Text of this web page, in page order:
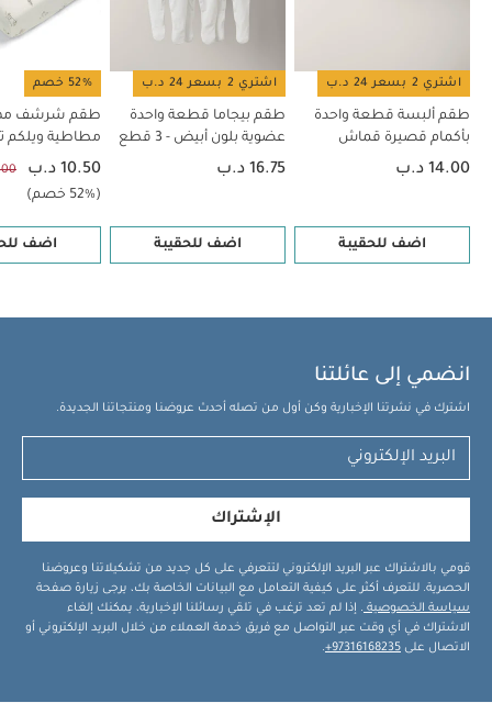
طقم شرشف مهد بحواف مطاطية ويلكم تو ذا وورلد
سيدلينج بنقشة أرنب/ثعلب - قطعتان
خشخيشة صغيرة بتصميم الأسد
اشتري 2 بسعر 24 د.ب
طقم ألبسة قطعة واحدة
بأكمام قصيرة قماش
عضوي بلون أبيض - 5 قطع
14.00 د.ب
اضف للحقيبة
اشتري 2 بسعر 24 د.ب
طقم بيجاما قطعة واحدة
عضوية بلون أبيض - 3 قطع
16.75 د.ب
اضف للحقيبة
52% خصم
طقم شرشف
مطاطية ويلكم
سيدلينج
10.50 د.ب
(52% خصم)
اضف
انضمي إلى عائلتنا
اشترك في نشرتنا الإخبارية وكن أول من تصله أحدث عروضنا ومنتجاتنا الجديدة.
الإشتراك
قومي بالاشتراك عبر البريد الإلكتروني لتتعرفي على كل جديد من تشكيلاتنا وعروضنا
الحصرية. للتعرف أكثر على كيفية التعامل مع البيانات الخاصة بك، يرجى زيارة صفحة
سياسة الخصوصية . إذا لم تعد ترغب في تلقي رسائلنا الإخبارية، يمكنك إلغاء
الاشتراك في أي وقت عبر التواصل مع فريق خدمة العملاء من خلال البريد الإلكتروني أو
الاتصال على 97316168235+
.